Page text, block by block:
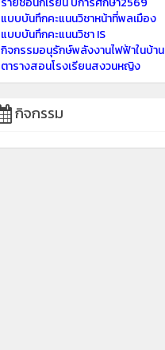
แบบบันทึกคะแนนวิชาหน้าที่พลเมือง
แบบบันทึกคะแนนวิชา IS
กิจกรรมอนุรักษ์พลังงานไฟฟ้าในบ้าน
ตารางสอนโรงเรียนสงวนหญิง
กิจกรรม